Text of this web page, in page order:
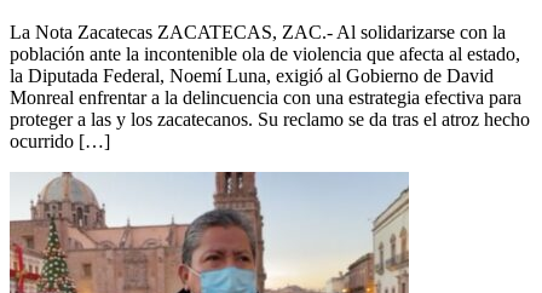
La Nota Zacatecas ZACATECAS, ZAC.- Al solidarizarse con la
población ante la incontenible ola de violencia que afecta al estado,
la Diputada Federal, Noemí Luna, exigió al Gobierno de David
Monreal enfrentar a la delincuencia con una estrategia efectiva para
proteger a las y los zacatecanos. Su reclamo se da tras el atroz hecho
ocurrido […]